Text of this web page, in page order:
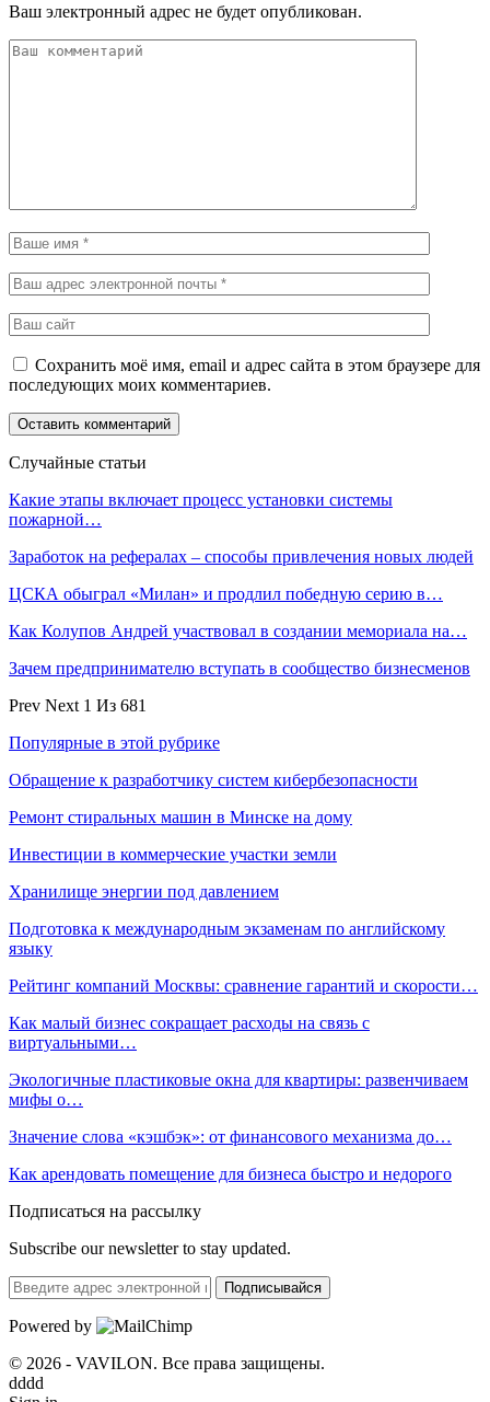
Ваш электронный адрес не будет опубликован.
Сохранить моё имя, email и адрес сайта в этом браузере для
последующих моих комментариев.
Случайные статьи
Какие этапы включает процесс установки системы
пожарной…
Заработок на рефералах – способы привлечения новых людей
ЦСКА обыграл «Милан» и продлил победную серию в…
Как Колупов Андрей участвовал в создании мемориала на…
Зачем предпринимателю вступать в сообщество бизнесменов
Prev Next 1 Из 681
Популярные в этой рубрике
Обращение к разработчику систем кибербезопасности
Ремонт стиральных машин в Минске на дому
Инвестиции в коммерческие участки земли
Хранилище энергии под давлением
Подготовка к международным экзаменам по английскому
языку
Рейтинг компаний Москвы: сравнение гарантий и скорости…
Как малый бизнес сокращает расходы на связь с
виртуальными…
Экологичные пластиковые окна для квартиры: развенчиваем
мифы о…
Значение слова «кэшбэк»: от финансового механизма до…
Как арендовать помещение для бизнеса быстро и недорого
Подписаться на рассылку
Subscribe our newsletter to stay updated.
Подписывайся
Powered by
© 2026 - VAVILON. Все права защищены.
dddd